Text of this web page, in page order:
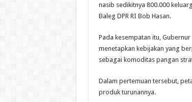
nasib sedikitnya 800.000
Baleg DPR RI Bob Hasan.
Pada kesempatan itu,
menetapkan kebijakan yang
sebagai komoditas pangan
Dalam pertemuan tersebut,
produk turunannya.